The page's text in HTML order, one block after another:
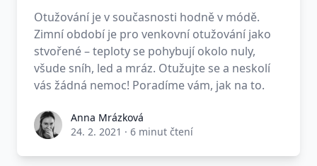
Otužování je v současnosti hodně v módě.
Zimní období je pro venkovní otužování jako
stvořené – teploty se pohybují okolo nuly,
všude sníh, led a mráz. Otužujte se a neskolí
vás žádná nemoc! Poradíme vám, jak na to.
Anna Mrázková
24. 2. 2021 · 6 minut čtení